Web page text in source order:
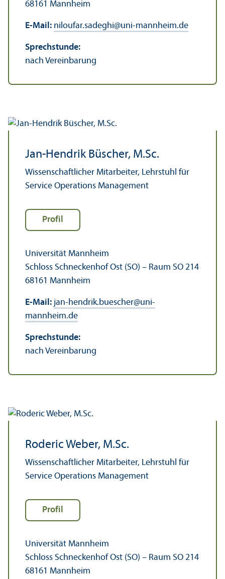
68161 Mannheim
E-Mail: niloufar.sadeghi@uni-mannheim.de
Sprechstunde:
nach Vereinbarung
Jan-Hendrik Büscher, M.Sc.
Wissenschaft­licher Mitarbeiter, Lehr­stuhl für
Service Operations Management
Profil
Universität Mannheim
Schloss Schneckenhof Ost (SO) – Raum SO 214
68161 Mannheim
E-Mail: jan-hendrik.buescher@uni-
mannheim.de
Sprechstunde:
nach Vereinbarung
Roderic Weber, M.Sc.
Wissenschaft­licher Mitarbeiter, Lehr­stuhl für
Service Operations Management
Profil
Universität Mannheim
Schloss Schneckenhof Ost (SO) – Raum SO 214
68161 Mannheim